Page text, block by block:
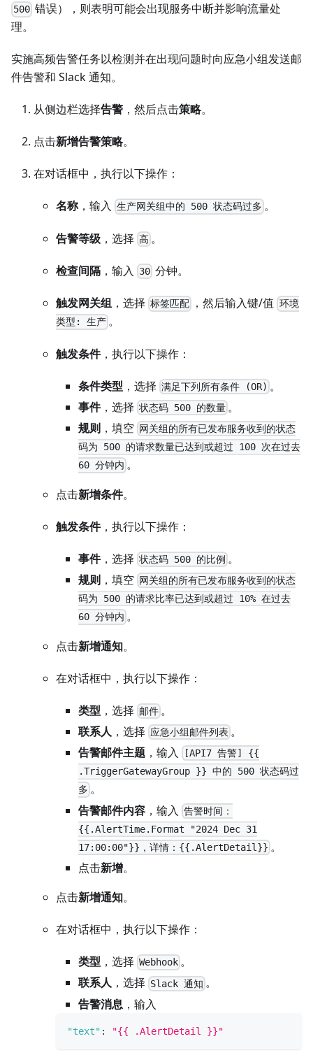
500 错误），则表明可能会出现服务中断并影响流量处
理。
实施高频告警任务以检测并在出现问题时向应急小组发送邮
件告警和 Slack 通知。
从侧边栏选择告警 ，然后点击策略。
点击新增告警策略。
在对话框中，执行以下操作：
名称，输入 生产网关组中的 500 状态码过多 。
告警等级 ，选择 高 。
检查间隔 ，输入 30 分钟。
触发网关组 ，选择 标签匹配 ，然后输入键/值 环境
类型: 生产 。
触发条件，执行以下操作：
条件类型 ，选择 满足下列所有条件 (OR) 。
事件，选择 状态码 500 的数量 。
规则 ，填空 网关组的所有已发布服务收到的状态
码为 500 的请求数量已达到或超过 100 次在过去
60 分钟内 。
点击新增条件。
触发条件，执行以下操作：
事件，选择 状态码 500 的比例 。
规则 ，填空 网关组的所有已发布服务收到的状态
码为 500 的请求比率已达到或超过 10% 在过去
60 分钟内 。
点击新增通知。
在对话框中，执行以下操作：
类型 ，选择 邮件 。
联系人 ，选择 应急小组邮件列表 。
告警邮件主题 ，输入
[API7 告警] {{
.TriggerGatewayGroup }} 中的 500 状态码过
多 。
告警邮件内容 ，输入 告警时间：
{{.AlertTime.Format "2024 Dec 31
17:00:00"}}，详情：{{.AlertDetail}} 。
点击新增。
点击新增通知。
在对话框中，执行以下操作：
类型 ，选择 Webhook 。
联系人，选择 Slack 通知 。
告警消息 ，输入
"text" : "{{ .AlertDetail }}"